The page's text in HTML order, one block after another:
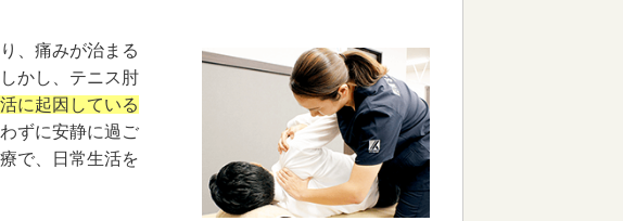
、痛みが治まる
かし、テニス肘
に起因している
ずに安静に過ご
で、日常生活を